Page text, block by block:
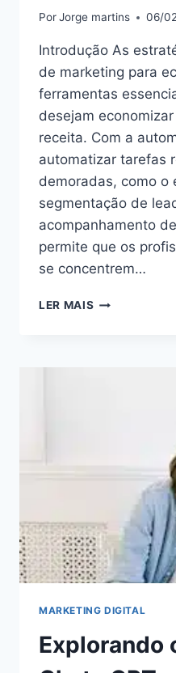
PorJorge martins 06/
Introdução As
de marketing para
ferramentas
desejam
receita. Com a
automatizar tarefas
demoradas, como o
segmentação de
acompanhamento
permite que os
se concentrem…
LER MAIS “ESTRATÉGIAS
RECEITA
MARKETING DIGITAL
Explorando